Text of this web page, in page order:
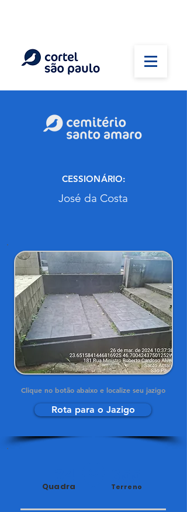
CESSIONÁRIO:
José da Costa
Clique no botão abaixo e localize seu jazigo
Rota para o Jazigo
Quadra Terreno